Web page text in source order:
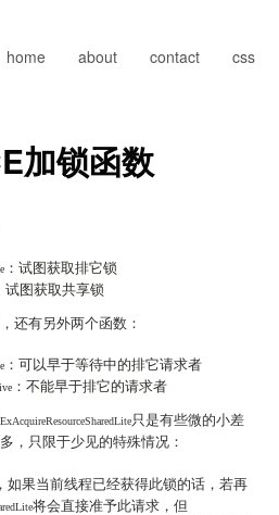
home about contact css
加锁函数
：试图获取排它锁
试图获取共享锁
还有另外两个函数：
：可以早于等待中的排它请求者
：不能早于排它的请求者
ExAcquireResourceSharedLite只是有些微的小差
，只限于少见的特殊情况：
如果当前线程已经获得此锁的话，若再
将会直接准予此请求，但